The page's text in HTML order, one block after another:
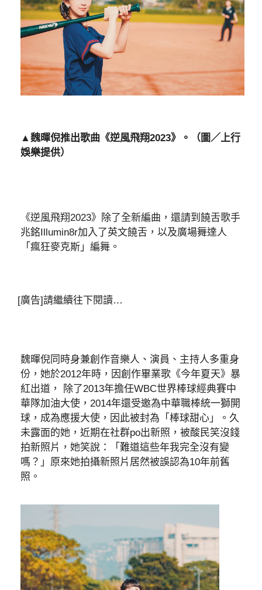
▲魏暉倪推出歌曲《逆風飛翔2023》。（圖／上行
娛樂提供）
《逆風飛翔2023》除了全新編曲，還請到饒舌歌手
兆銘Illumin8r加入了英文饒舌，以及廣場舞達人
「瘋狂麥克斯」編舞。
[廣告]請繼續往下閱讀…
魏暉倪同時身兼創作音樂人、演員、主持人多重身
份，她於2012年時，因創作畢業歌《今年夏天》暴
紅出道， 除了2013年擔任WBC世界棒球經典賽中
華隊加油大使，2014年還受邀為中華職棒統一獅開
球，成為應援大使，因此被封為「棒球甜心」。久
未露面的她，近期在社群po出新照，被酸民笑沒錢
拍新照片，她笑說：「難道這些年我完全沒有變
嗎？」原來她拍攝新照片居然被誤認為10年前舊
照。